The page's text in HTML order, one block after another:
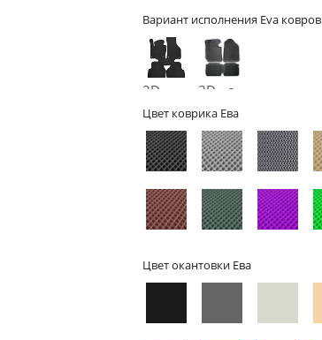
Вариант исполнения Eva ковров
2D -
без
бортов
3D - с
бортами
Цвет коврика Ева
Цвет окантовки Ева